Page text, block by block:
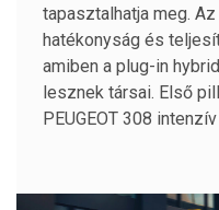
tapasztalhatja meg.
hatékonyság és
amiben a plug-in
lesznek társai. Első
PEUGEOT 308